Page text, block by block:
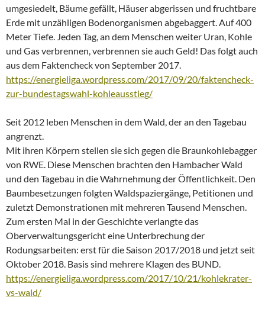
umgesiedelt, Bäume gefällt, Häuser abgerissen und fruchtbare
Erde mit unzähligen Bodenorganismen abgebaggert. Auf 400
Meter Tiefe. Jeden Tag, an dem Menschen weiter Uran, Kohle
und Gas verbrennen, verbrennen sie auch Geld! Das folgt auch
aus dem Faktencheck von September 2017.
https://energieliga.wordpress.com/2017/09/20/faktencheck-
zur-bundestagswahl-kohleausstieg/
Seit 2012 leben Menschen in dem Wald, der an den Tagebau
angrenzt.
Mit ihren Körpern stellen sie sich gegen die Braunkohlebagger
von RWE. Diese Menschen brachten den Hambacher Wald
und den Tagebau in die Wahrnehmung der Öffentlichkeit. Den
Baumbesetzungen folgten Waldspaziergänge, Petitionen und
zuletzt Demonstrationen mit mehreren Tausend Menschen.
Zum ersten Mal in der Geschichte verlangte das
Oberverwaltungsgericht eine Unterbrechung der
Rodungsarbeiten: erst für die Saison 2017/2018 und jetzt seit
Oktober 2018. Basis sind mehrere Klagen des BUND.
https://energieliga.wordpress.com/2017/10/21/kohlekrater-
vs-wald/